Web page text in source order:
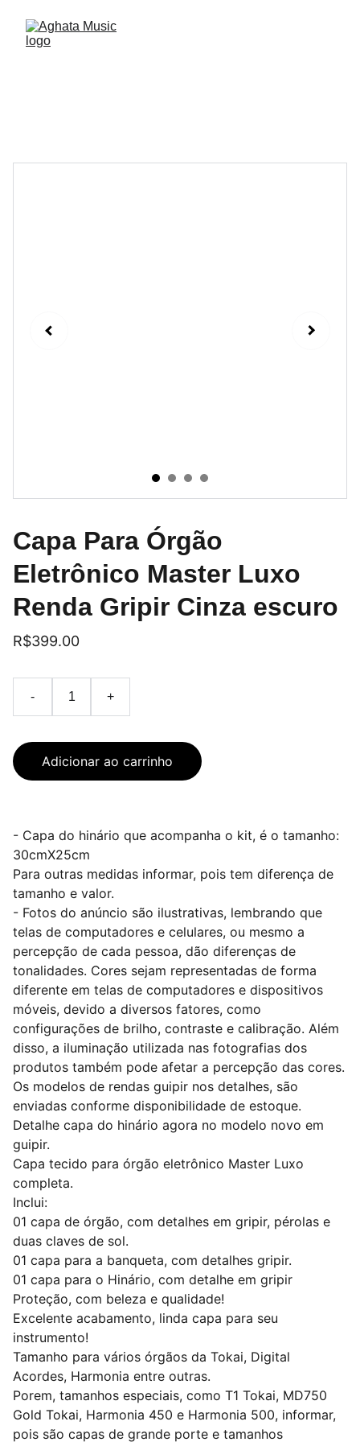
Capa Para Órgão
Eletrônico Master Luxo
Renda Gripir Cinza escuro
R$399.00
- +
Adicionar ao carrinho
- Capa do hinário que acompanha o kit, é o tamanho:
30cmX25cm
Para outras medidas informar, pois tem diferença de
tamanho e valor.
- Fotos do anúncio são ilustrativas, lembrando que
telas de computadores e celulares, ou mesmo a
percepção de cada pessoa, dão diferenças de
tonalidades. Cores sejam representadas de forma
diferente em telas de computadores e dispositivos
móveis, devido a diversos fatores, como
configurações de brilho, contraste e calibração. Além
disso, a iluminação utilizada nas fotografias dos
produtos também pode afetar a percepção das cores.
Os modelos de rendas guipir nos detalhes, são
enviadas conforme disponibilidade de estoque.
Detalhe capa do hinário agora no modelo novo em
guipir.
Capa tecido para órgão eletrônico Master Luxo
completa.
Inclui:
01 capa de órgão, com detalhes em gripir, pérolas e
duas claves de sol.
01 capa para a banqueta, com detalhes gripir.
01 capa para o Hinário, com detalhe em gripir
Proteção, com beleza e qualidade!
Excelente acabamento, linda capa para seu
instrumento!
Tamanho para vários órgãos da Tokai, Digital
Acordes, Harmonia entre outras.
Porem, tamanhos especiais, como T1 Tokai, MD750
Gold Tokai, Harmonia 450 e Harmonia 500, informar,
pois são capas de grande porte e tamanhos